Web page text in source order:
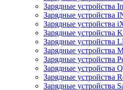
Зарядные устройства
Зарядные устройства
Зарядные устройства
Зарядные устройства
Зарядные устройства
Зарядные устройства
Зарядные устройства
Зарядные устройства
Зарядные устройства
Зарядные устройства